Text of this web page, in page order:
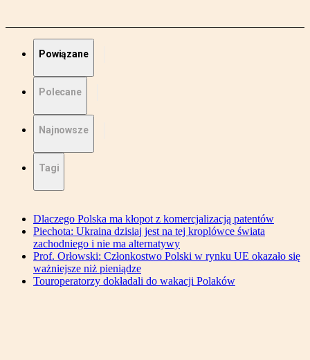
Powiązane
Polecane
Najnowsze
Tagi
Dlaczego Polska ma kłopot z komercjalizacją patentów
Piechota: Ukraina dzisiaj jest na tej kroplówce świata
zachodniego i nie ma alternatywy
Prof. Orłowski: Członkostwo Polski w rynku UE okazało się
ważniejsze niż pieniądze
Touroperatorzy dokładali do wakacji Polaków